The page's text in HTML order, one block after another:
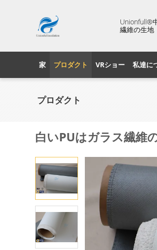
Unionfull®
繊維の生地
家 プロダクト VRショー 私達に
プロダクト
白いPUはガラス繊維